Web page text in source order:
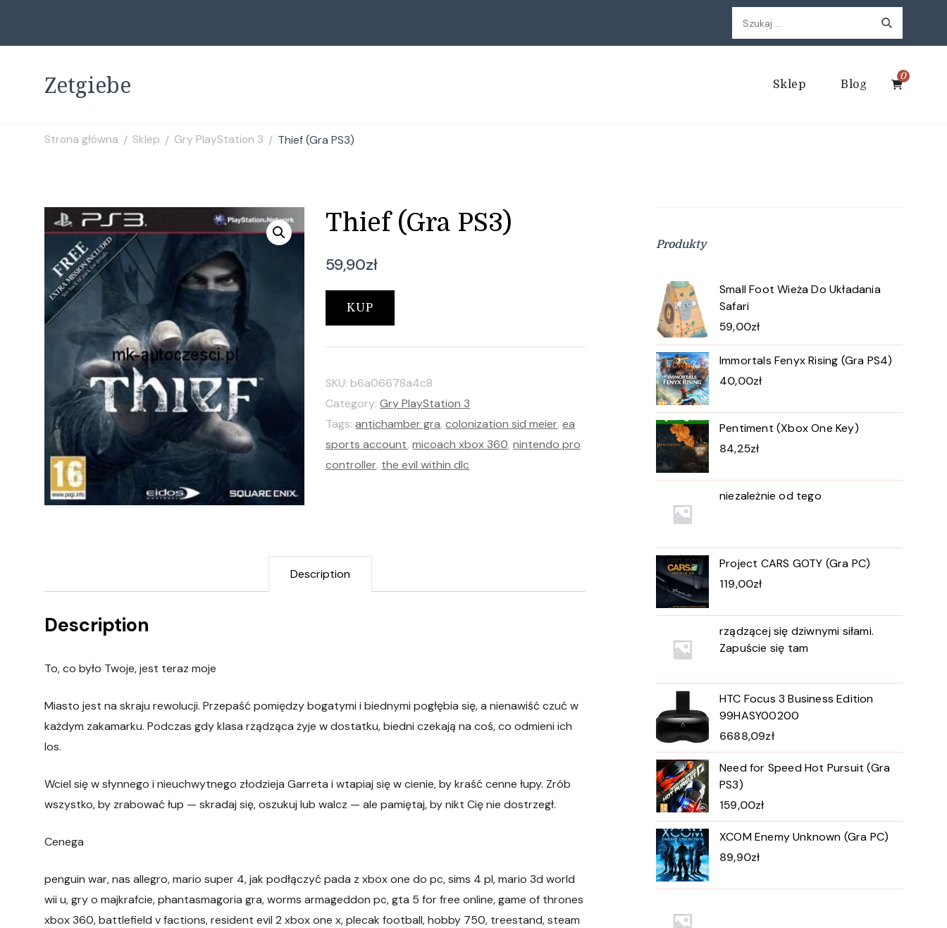
Szukaj:
Zetgiebe Sklep Blog
0
Strona główna / Sklep / Gry PlayStation 3 / Thief (Gra PS3)
Thief (Gra PS3)
59,90zł
KUP
SKU: b6a06678a4c8
Category:Gry PlayStation 3
Tags:antichamber gra,colonization sid meier,ea
sports account,micoach xbox 360,nintendo pro
controller, the evil within dlc
Description
Description
To, co było Twoje, jest teraz moje
Miasto jest na skraju rewolucji. Przepaść pomiędzy bogatymi i biednymi pogłębia się, a nienawiść czuć w
każdym zakamarku. Podczas gdy klasa rządząca żyje w dostatku, biedni czekają na coś, co odmieni ich
los.
Wciel się w słynnego i nieuchwytnego złodzieja Garreta i wtapiaj się w cienie, by kraść cenne łupy. Zrób
wszystko, by zrabować łup — skradaj się, oszukuj lub walcz — ale pamiętaj, by nikt Cię nie dostrzegł.
Cenega
penguin war, nas allegro, mario super 4, jak podłączyć pada z xbox one do pc, sims 4 pl, mario 3d world
wii u, gry o majkrafcie, phantasmagoria gra, worms armageddon pc, gta 5 for free online, game of thrones
xbox 360, battlefield v factions, resident evil 2 xbox one x, plecak football, hobby 750, treestand, steam
Produkty
Small Foot Wieża Do Układania
Safari
59,00zł
Immortals Fenyx Rising (Gra PS4)
40,00zł
Pentiment (Xbox One Key)
84,25zł
niezależnie od tego
Project CARS GOTY (Gra PC)
119,00zł
rządzącej się dziwnymi siłami.
Zapuście się tam
HTC Focus 3 Business Edition
99HASY00200
6688,09zł
Need for Speed Hot Pursuit (Gra
PS3)
159,00zł
XCOM Enemy Unknown (Gra PC)
89,90zł